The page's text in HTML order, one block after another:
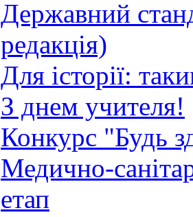
Державний
редакція)
Для історії:
З днем учителя!
Конкурс "Будь
Медично-
етап